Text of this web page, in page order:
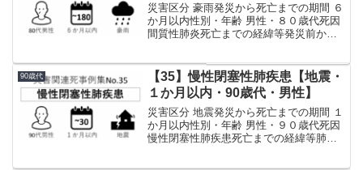
災害区分 豪雨発災から死亡までの期間 ６
か月以内性別・年齢 男性・８０歳代死因
間質性肺炎死亡までの経緯等発災前から
活していた。発災時は親族５人で小学校
へ避難した。約１...
90歳代
【35】慢性閉塞性肺疾患【地震・
１か月以内・90歳代・男性】
災害区分 地震発災から死亡までの期間 １
か月以内性別・年齢 男性・９０歳代死因
慢性閉塞性肺疾患死亡までの経緯等肺気